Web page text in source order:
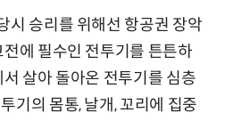
시 승리를 위해선 항공권 장악
에 필수인 전투기를 튼튼하
살아 돌아온 전투기를 심층
기의 몸통, 날개, 꼬리에 집중